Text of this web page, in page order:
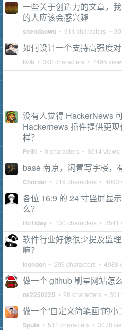
一些关于创造力的文章，
的人应该会感兴趣
shendaowu • 911 characters •
如何设计一个支持高强度
livib • 390 characters • 7495
没有人觉得 HackerNews
Hackernews 插件提供更
样？
Peiiii • 0 characters • 3614 views
base 南京，闲置写字楼，
Chorder • 719 characters • 4093
各位 16:9 的 24 寸竖屏显
么？
Ho1iday • 130 characters • 3541
软件行业好像很少提及监
嘛？
leondon • 299 characters • 4988
做一个 github 刷星网站怎
ns2250225 • 28 characters •
做一个“自定义简笔画”的小
Spute • 511 characters • 3078